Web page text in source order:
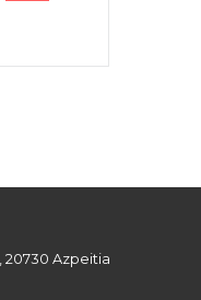
20730 Azpeitia